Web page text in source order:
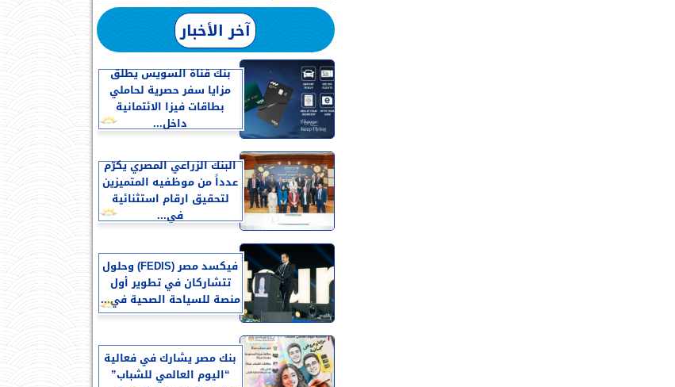
آخر الأخبار
بنك قناة السويس يطلق
مزايا سفر حصرية لحاملي
بطاقات فيزا الائتمانية
داخل...
البنك الزراعي المصري يكرّم
عدداً من موظفيه المتميزين
لتحقيق ارقام استثنائية
في...
فيكسد مصر (FEDIS) وحلول
تتشاركان في تطوير أول
منصة للسياحة الصحية في...
بنك مصر يشارك في فعالية
“اليوم العالمي للشباب”